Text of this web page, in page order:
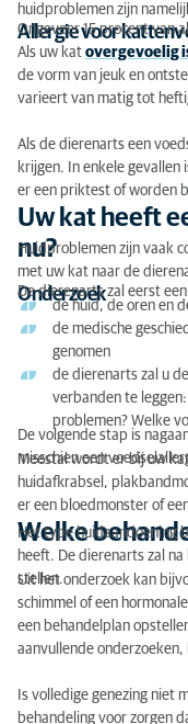
huidproblemen zijn
Allergie voor
Ongeveer 15 procent van
Als uw kat overgevoelig
de vorm van jeuk en
varieert van matig tot
Als de dierenarts een
krijgen. In enkele
er een priktest of worden
Uw kat heeft
nu?
Huidproblemen zijn vaak
met uw kat naar de
Onderzoek
De dierenarts zal eerst
de huid, de oren en
de medische
genomen
de dierenarts zal u
verbanden te
problemen? Welke
De volgende stap is
misschien een
Meestal wordt er bij uw
huidafkrabsel,
er een bloedmonster of
Welke
Het type huidaandoening
heeft. De dierenarts zal
stellen.
Uit het onderzoek kan
schimmel of een
een behandelplan
aanvullende
Is volledige genezing niet
behandeling voor zorgen